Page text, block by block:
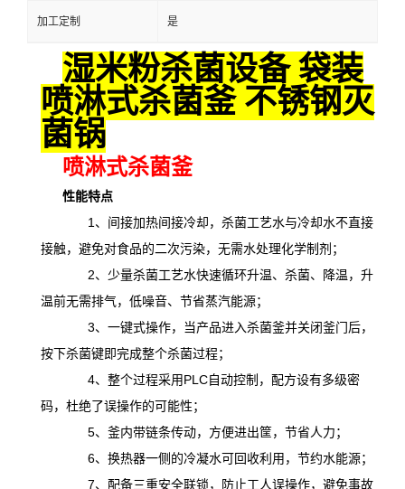
加工定制 是
湿米粉杀菌设备 袋装
喷淋式杀菌釜 不锈钢灭
菌锅
喷淋式杀菌釜
性能特点
1、间接加热间接冷却，杀菌工艺水与冷却水不直接
接触，避免对食品的二次污染，无需水处理化学制剂；
2、少量杀菌工艺水快速循环升温、杀菌、降温，升
温前无需排气，低噪音、节省蒸汽能源；
3、一键式操作，当产品进入杀菌釜并关闭釜门后，
按下杀菌键即完成整个杀菌过程；
4、整个过程采用PLC自动控制，配方设有多级密
码，杜绝了误操作的可能性；
5、釜内带链条传动，方便进出筐，节省人力；
6、换热器一侧的冷凝水可回收利用，节约水能源；
7、配备三重安全联锁，防止工人误操作，避免事故